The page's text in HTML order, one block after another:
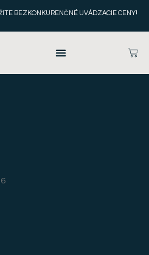
BEZKONKURENČNÉ UVÁDZACIE CENY!